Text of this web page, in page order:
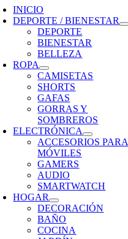
INICIO
DEPORTE / BIENESTAR
DEPORTE
BIENESTAR
BELLEZA
ROPA
CAMISETAS
SHORTS
GAFAS
GORRAS Y
SOMBREROS
ELECTRÓNICA
ACCESORIOS PARA
MÓVILES
GAMERS
AUDIO
SMARTWATCH
HOGAR
DECORACIÓN
BAÑO
COCINA